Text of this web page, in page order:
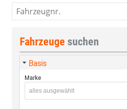
Fahrzeugnr.
Fahrzeuge suchen
Basis
Marke
alles ausgewählt